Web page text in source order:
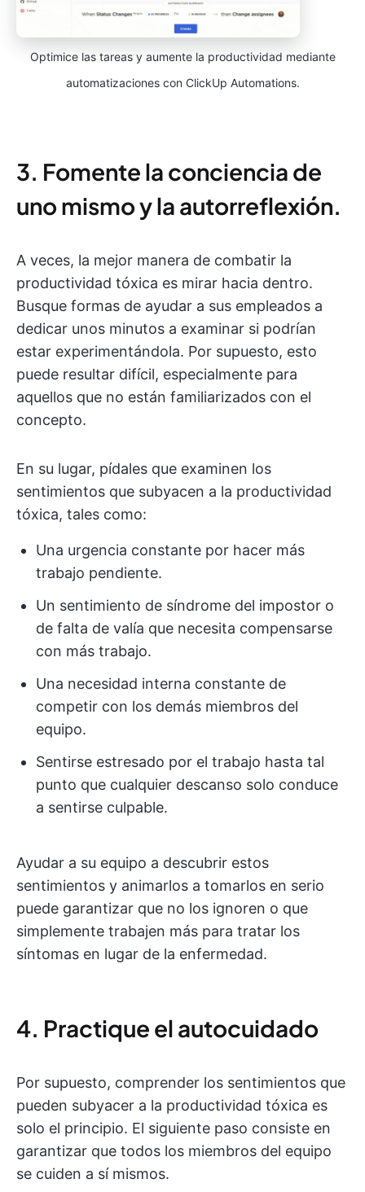
Optimice las tareas y aumente la productividad mediante
automatizaciones con ClickUp Automations.
3. Fomente la conciencia de
uno mismo y la autorreflexión.
A veces, la mejor manera de combatir la
productividad tóxica es mirar hacia dentro.
Busque formas de ayudar a sus empleados a
dedicar unos minutos a examinar si podrían
estar experimentándola. Por supuesto, esto
puede resultar difícil, especialmente para
aquellos que no están familiarizados con el
concepto.
En su lugar, pídales que examinen los
sentimientos que subyacen a la productividad
tóxica, tales como:
Una urgencia constante por hacer más
trabajo pendiente.
Un sentimiento de síndrome del impostor o
de falta de valía que necesita compensarse
con más trabajo.
Una necesidad interna constante de
competir con los demás miembros del
equipo.
Sentirse estresado por el trabajo hasta tal
punto que cualquier descanso solo conduce
a sentirse culpable.
Ayudar a su equipo a descubrir estos
sentimientos y animarlos a tomarlos en serio
puede garantizar que no los ignoren o que
simplemente trabajen más para tratar los
síntomas en lugar de la enfermedad.
4. Practique el autocuidado
Por supuesto, comprender los sentimientos que
pueden subyacer a la productividad tóxica es
solo el principio. El siguiente paso consiste en
garantizar que todos los miembros del equipo
se cuiden a sí mismos.